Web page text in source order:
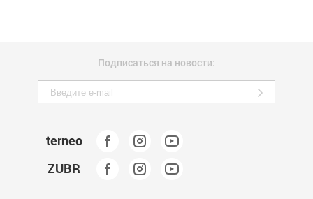
Подписаться на новости:
terneo
ZUBR